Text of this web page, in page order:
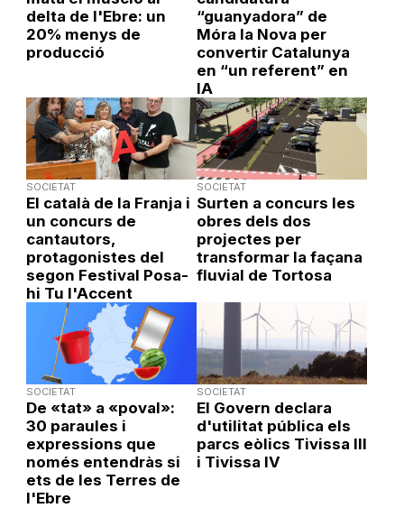
delta de l'Ebre: un
20% menys de
producció
“guanyadora” de
Móra la Nova per
convertir Catalunya
en “un referent” en
IA
SOCIETAT
El català de la Franja i
un concurs de
cantautors,
protagonistes del
segon Festival Posa-
hi Tu l'Accent
SOCIETAT
Surten a concurs les
obres dels dos
projectes per
transformar la façana
fluvial de Tortosa
SOCIETAT
De «tat» a «poval»:
30 paraules i
expressions que
només entendràs si
ets de les Terres de
l'Ebre
SOCIETAT
El Govern declara
d'utilitat pública els
parcs eòlics Tivissa III
i Tivissa IV